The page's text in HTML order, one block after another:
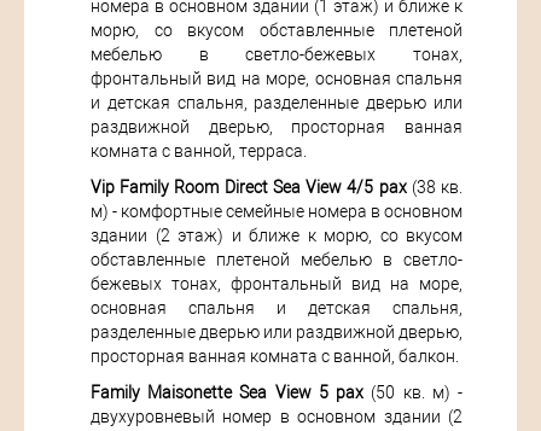
номера в основном здании (1 этаж) и ближе к
морю, со вкусом обставленные плетеной
мебелью в светло-бежевых тонах,
фронтальный вид на море, основная спальня
и детская спальня, разделенные дверью или
раздвижной дверью, просторная ванная
комната с ванной, терраса.
Vip Family Room Direct Sea View 4/5 pax(38 кв.
м) - комфортные семейные номера в основном
здании (2 этаж) и ближе к морю, со вкусом
обставленные плетеной мебелью в светло-
бежевых тонах, фронтальный вид на море,
основная спальня и детская спальня,
разделенные дверью или раздвижной дверью,
просторная ванная комната с ванной, балкон.
Family Maisonette Sea View 5 pax (50 кв. м) -
двухуровневый номер в основном здании (2